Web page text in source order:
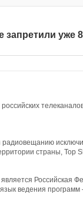
уже
страны, Top
Российская
ведения программ